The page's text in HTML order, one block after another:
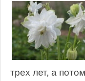
трех лет, а